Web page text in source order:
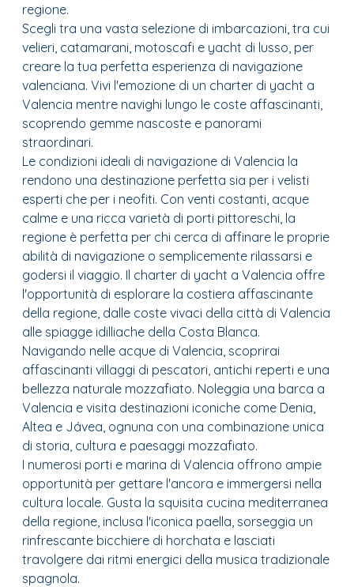
regione.
Scegli tra una vasta selezione di imbarcazioni, tra cui
velieri, catamarani, motoscafi e yacht di lusso, per
creare la tua perfetta esperienza di navigazione
valenciana. Vivi l'emozione di un charter di yacht a
Valencia mentre navighi lungo le coste affascinanti,
scoprendo gemme nascoste e panorami
straordinari.
Le condizioni ideali di navigazione di Valencia la
rendono una destinazione perfetta sia per i velisti
esperti che per i neofiti. Con venti costanti, acque
calme e una ricca varietà di porti pittoreschi, la
regione è perfetta per chi cerca di affinare le proprie
abilità di navigazione o semplicemente rilassarsi e
godersi il viaggio. Il charter di yacht a Valencia offre
l'opportunità di esplorare la costiera affascinante
della regione, dalle coste vivaci della città di Valencia
alle spiagge idilliache della Costa Blanca.
Navigando nelle acque di Valencia, scoprirai
affascinanti villaggi di pescatori, antichi reperti e una
bellezza naturale mozzafiato. Noleggia una barca a
Valencia e visita destinazioni iconiche come Denia,
Altea e Jávea, ognuna con una combinazione unica
di storia, cultura e paesaggi mozzafiato.
I numerosi porti e marina di Valencia offrono ampie
opportunità per gettare l'ancora e immergersi nella
cultura locale. Gusta la squisita cucina mediterranea
della regione, inclusa l'iconica paella, sorseggia un
rinfrescante bicchiere di horchata e lasciati
travolgere dai ritmi energici della musica tradizionale
spagnola.